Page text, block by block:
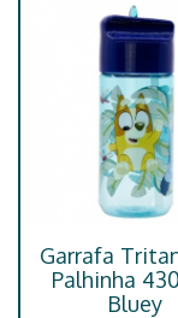
Garrafa
Palhinha
Bluey